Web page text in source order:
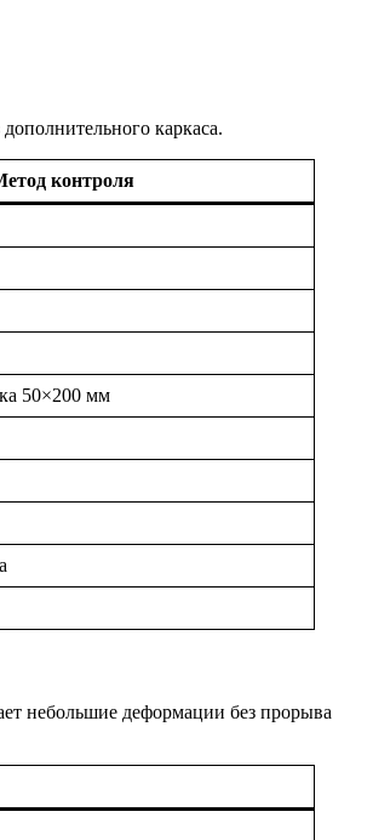
каркаса.
контроля
50×200 мм
небольшие деформации без прорыва